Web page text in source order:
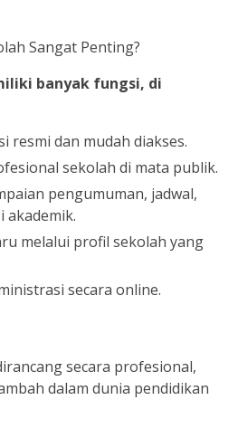
Sangat Penting?
banyak fungsi, di
resmi dan mudah diakses.
sekolah di mata publik.
pengumuman, jadwal,
akademik.
melalui profil sekolah yang
secara online.
secara profesional,
dalam dunia pendidikan